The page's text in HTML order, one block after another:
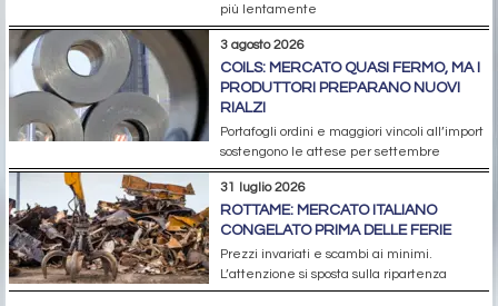
più lentamente
3 agosto 2026
COILS: MERCATO QUASI FERMO, MA I
PRODUTTORI PREPARANO NUOVI
RIALZI
Portafogli ordini e maggiori vincoli all’import
sostengono le attese per settembre
31 luglio 2026
ROTTAME: MERCATO ITALIANO
CONGELATO PRIMA DELLE FERIE
Prezzi invariati e scambi ai minimi.
L’attenzione si sposta sulla ripartenza